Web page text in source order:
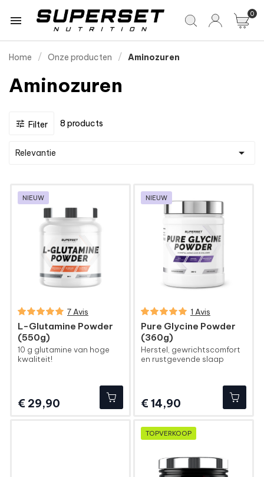
 0
Home Onze producten Aminozuren
Aminozuren
 Filter 8 products
Relevantie 
NIEUW
7 Avis
L-Glutamine Powder
(550g)
10 g glutamine van hoge
kwaliteit!
€ 29,90
NIEUW
1 Avis
Pure Glycine Powder
(360g)
Herstel, gewrichtscomfort
en rustgevende slaap
€ 14,90
TOPVERKOOP